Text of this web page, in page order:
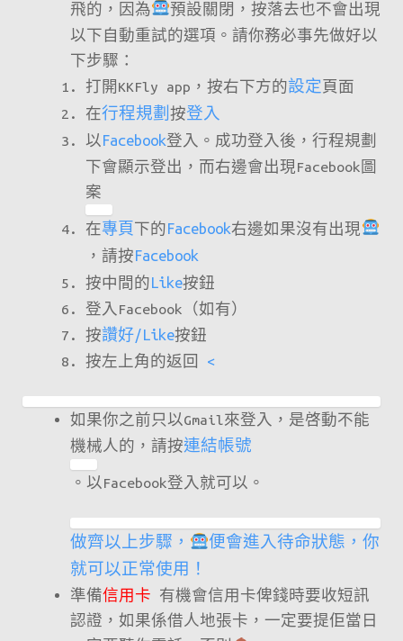
飛的，因為
預設關閉，按落去也不會出現
以下自動重試的選項。請你務必事先做好以
下步驟：
打開KKFly app，按右下方的設定 頁面
在行程規劃按登入
以 Facebook登入。成功登入後，行程規劃
下會顯示登出，而右邊會出現Facebook圖
案
在專頁 下的Facebook右邊如果沒有出現
，請按Facebook
按中間的Like按鈕
登入Facebook（如有）
按讚好/Like按鈕
按左上角的返回 <
如果你之前只以Gmail來登入，是啓動不能
機械人的，請按連結帳號
。以Facebook登入就可以。
做齊以上步驟，
便會進入待命狀態，你
就可以正常使用！
準備信用卡 有機會信用卡俾錢時要收短訊
認證，如果係借人地張卡，一定要提佢當日